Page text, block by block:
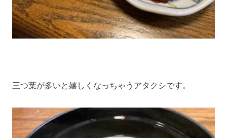
三つ葉が多いと嬉しくなっちゃうアタクシです。